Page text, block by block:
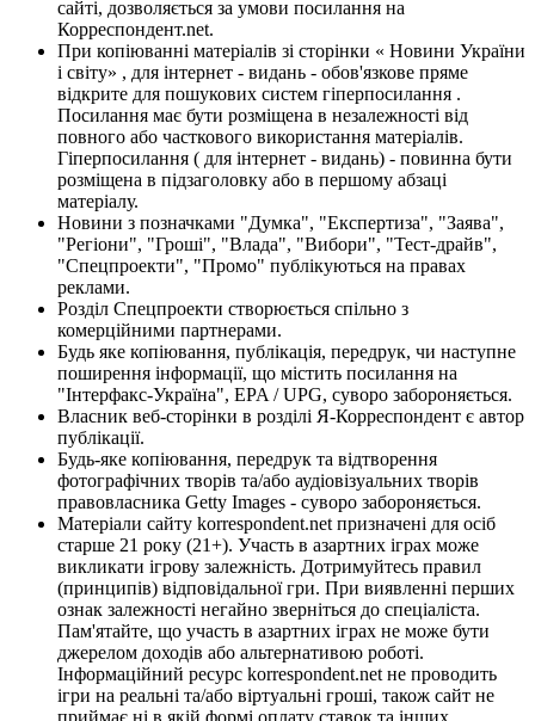
сайті, дозволяється за умови посилання на
Корреспондент.net.
При копіюванні матеріалів зі сторінки « Новини України
і світу» , для інтернет - видань - обов'язкове пряме
відкрите для пошукових систем гіперпосилання .
Посилання має бути розміщена в незалежності від
повного або часткового використання матеріалів.
Гіперпосилання ( для інтернет - видань) - повинна бути
розміщена в підзаголовку або в першому абзаці
матеріалу.
Новини з позначками "Думка", "Експертиза", "Заява",
"Регіони", "Гроші", "Влада", "Вибори", "Тест-драйв",
"Спецпроекти", "Промо" публікуються на правах
реклами.
Розділ Спецпроекти створюється спільно з
комерційними партнерами.
Будь яке копіювання, публікація, передрук, чи наступне
поширення інформації, що містить посилання на
"Інтерфакс-Україна", EPA / UPG, суворо забороняється.
Власник веб-сторінки в розділі Я-Корреспондент є автор
публікації.
Будь-яке копіювання, передрук та відтворення
фотографічних творів та/або аудіовізуальних творів
правовласника Getty Images - суворо забороняється.
Матеріали сайту korrespondent.net призначені для осіб
старше 21 року (21+). Участь в азартних іграх може
викликати ігрову залежність. Дотримуйтесь правил
(принципів) відповідальної гри. При виявленні перших
ознак залежності негайно зверніться до спеціаліста.
Пам'ятайте, що участь в азартних іграх не може бути
джерелом доходів або альтернативою роботі.
Інформаційний ресурс korrespondent.net не проводить
ігри на реальні та/або віртуальні гроші, також сайт не
приймає ні в якій формі оплату ставок та інших